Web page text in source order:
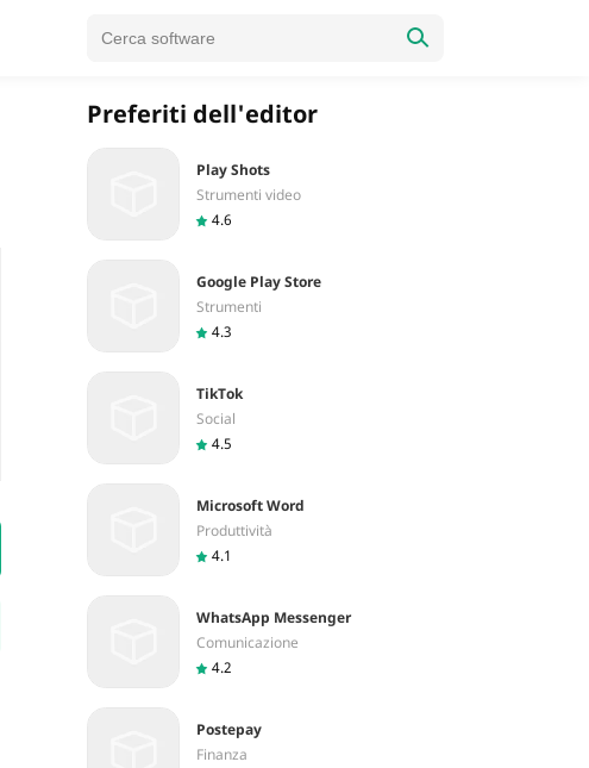
Preferiti dell'editor
Play Shots
Strumenti video
4.6
Google Play Store
Strumenti
4.3
TikTok
Social
4.5
Microsoft Word
Produttività
4.1
WhatsApp Messenger
Comunicazione
4.2
Postepay
Finanza